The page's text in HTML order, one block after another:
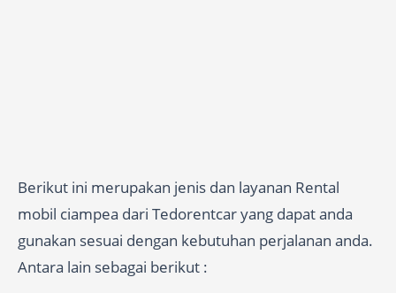
Berikut ini merupakan jenis dan layanan Rental
mobil ciampea dari Tedorentcar yang dapat anda
gunakan sesuai dengan kebutuhan perjalanan anda.
Antara lain sebagai berikut :